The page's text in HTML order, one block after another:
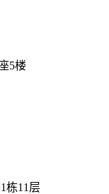
5楼
栋11层